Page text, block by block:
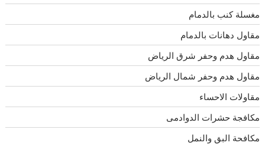
مغسلة كنب بالدمام
مقاول دهانات بالدمام
مقاول هدم وحفر شرق الرياض
مقاول هدم وحفر شمال الرياض
مقاولات الاحساء
مكافجة حشرات الدوادمى
مكافحة البق والنمل